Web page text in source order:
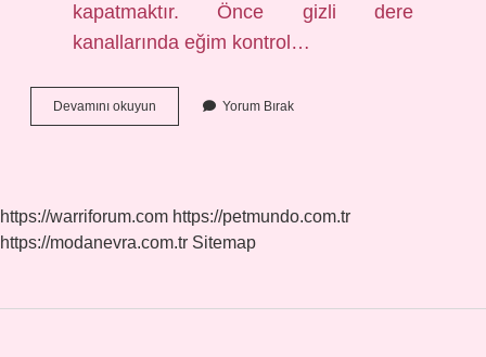
kapatmaktır. Önce gizli dere
kanallarında eğim kontrol…
Devamını okuyun
Çatı
Yorum Bırak
https://warriforum.com https://petmundo.com.tr
https://modanevra.com.tr Sitemap